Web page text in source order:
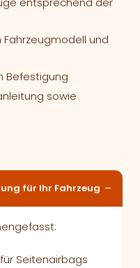
und
Befestigung
sowie
für Ihr Fahrzeug
Seitenairbags